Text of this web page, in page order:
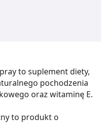
to suplement diety,
pochodzenia
oraz witaminę E.
to produkt o